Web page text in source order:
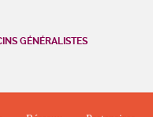
GÉNÉRALISTES